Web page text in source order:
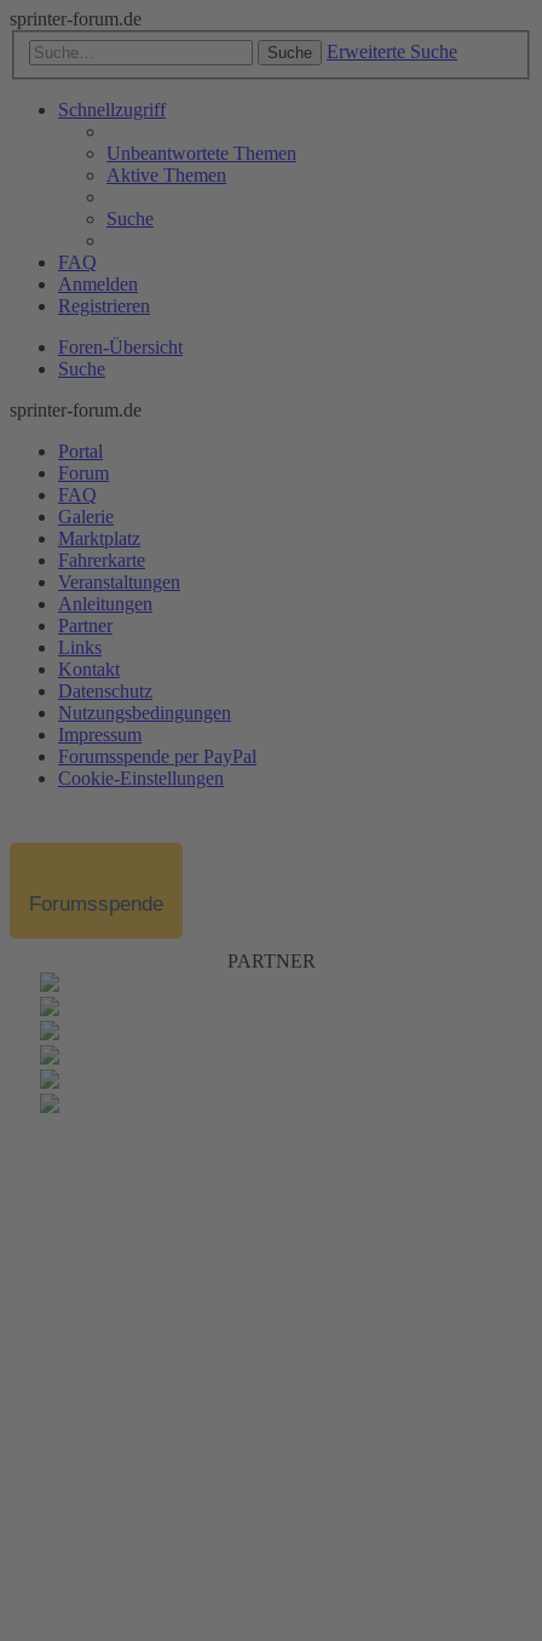
sprinter-forum.de
Suche Erweiterte Suche
Schnellzugriff
Unbeantwortete Themen
Aktive Themen
Suche
FAQ
Anmelden
Registrieren
Foren-Übersicht
Suche
sprinter-forum.de
Portal
Forum
FAQ
Galerie
Marktplatz
Fahrerkarte
Veranstaltungen
Anleitungen
Partner
Links
Kontakt
Datenschutz
Nutzungsbedingungen
Impressum
Forumsspende per PayPal
Cookie-Einstellungen
Forumsspende
PARTNER